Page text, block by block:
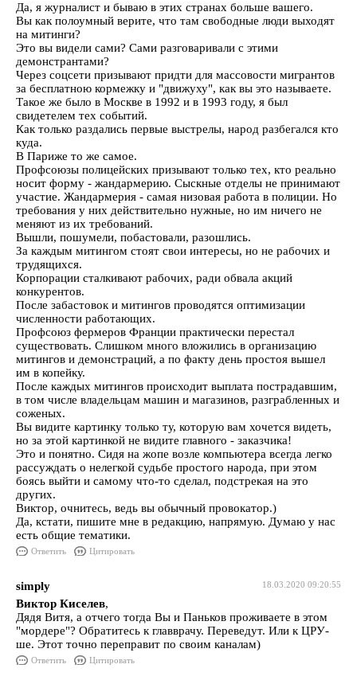
Да, я журналист и бываю в этих странах больше вашего.
Вы как полоумный верите, что там свободные люди выходят
на митинги?
Это вы видели сами? Сами разговаривали с этими
демонстрантами?
Через соцсети призывают придти для массовости мигрантов
за бесплатною кормежку и "движуху", как вы это называете.
Такое же было в Москве в 1992 и в 1993 году, я был
свидетелем тех событий.
Как только раздались первые выстрелы, народ разбегался кто
куда.
В Париже то же самое.
Профсоюзы полицейских призывают только тех, кто реально
носит форму - жандармерию. Сыскные отделы не принимают
участие. Жандармерия - самая низовая работа в полиции. Но
требования у них действительно нужные, но им ничего не
меняют из их требований.
Вышли, пошумели, побастовали, разошлись.
За каждым митингом стоят свои интересы, но не рабочих и
трудящихся.
Корпорации сталкивают рабочих, ради обвала акций
конкурентов.
После забастовок и митингов проводятся оптимизации
численности работающих.
Профсоюз фермеров Франции практически перестал
существовать. Слишком много вложились в организацию
митингов и демонстраций, а по факту день простоя вышел
им в копейку.
После каждых митингов происходит выплата пострадавшим,
в том числе владельцам машин и магазинов, разграбленных и
соженых.
Вы видите картинку только ту, которую вам хочется видеть,
но за этой картинкой не видите главного - заказчика!
Это и понятно. Сидя на жопе возле компьютера всегда легко
рассуждать о нелегкой судьбе простого народа, при этом
боясь выйти и самому что-то сделал, подстрекая на это
других.
Виктор, очнитесь, ведь вы обычный провокатор.)
Да, кстати, пишите мне в редакцию, напрямую. Думаю у нас
есть общие тематики.
Ответить Цитировать
18.03.2020 09:20:55
simply
Виктор Киселев,
Дядя Витя, а отчего тогда Вы и Паньков проживаете в этом
"мордере"? Обратитесь к главврачу. Переведут. Или к ЦРУ-
ше. Этот точно переправит по своим каналам)
Ответить Цитировать